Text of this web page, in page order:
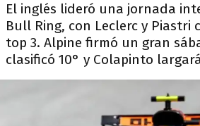
El inglés lideró una jornada
Bull Ring, con Leclerc y Piastri
top 3. Alpine firmó un gran
clasificó 10° y Colapinto